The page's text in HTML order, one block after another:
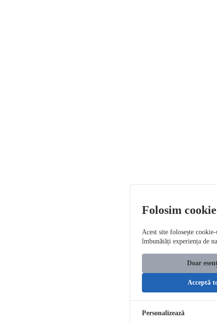
Folosim
Acest site folosește
îmbunătăți experiența de
Doar
Acceptă
Personalizează